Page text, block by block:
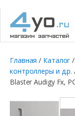
Главная / Каталог /
контроллеры и д.р.
Blaster Audigy Fx,